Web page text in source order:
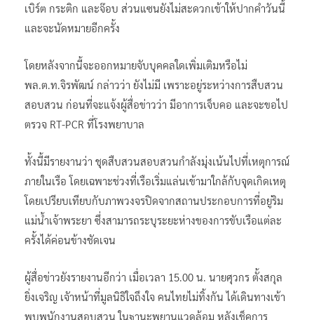
เบิร์ต กระติก และจ๊อบ ส่วนแซนยังไม่สะดวกเข้าให้ปากคำวันนี้
และจะนัดหมายอีกครั้ง
โดยหลังจากนี้จะออกหมายจับบุคคลใดเพิ่มเติมหรือไม่
พล.ต.ท.จิรพัฒน์ กล่าวว่า ยังไม่มี เพราะอยู่ระหว่างการสืบสวน
สอบสวน ก่อนที่จะแจ้งผู้สื่อข่าวว่า มีอาการเจ็บคอ และจะขอไป
ตรวจ RT-PCR ที่โรงพยาบาล
ทั้งนี้มีรายงานว่า ชุดสืบสวนสอบสวนกำลังมุ่งเน้นไปที่เหตุการณ์
ภายในเรือ โดยเฉพาะช่วงที่เรือเริ่มแล่นเข้ามาใกล้กับจุดเกิดเหตุ
โดยเปรียบเทียบกับภาพวงจรปิดจากสถานประกอบการที่อยู่ริม
แม่น้ำเจ้าพระยา ซึ่งสามารถระบุระยะห่างของการขับเรือแต่ละ
ครั้งได้ค่อนข้างชัดเจน
ผู้สื่อข่าวยังรายงานอีกว่า เมื่อเวลา 15.00 น. นายศุวกร ตั้งสกุล
ยิ่งเจริญ เจัาหน้าที่มูลนิธิใจถึงใจ คนไทยไม่ทิ้งกัน ได้เดินทางเข้า
พบพนักงานสอบสวน ในฐานะพยานแวดล้อม หลังเช็คการ